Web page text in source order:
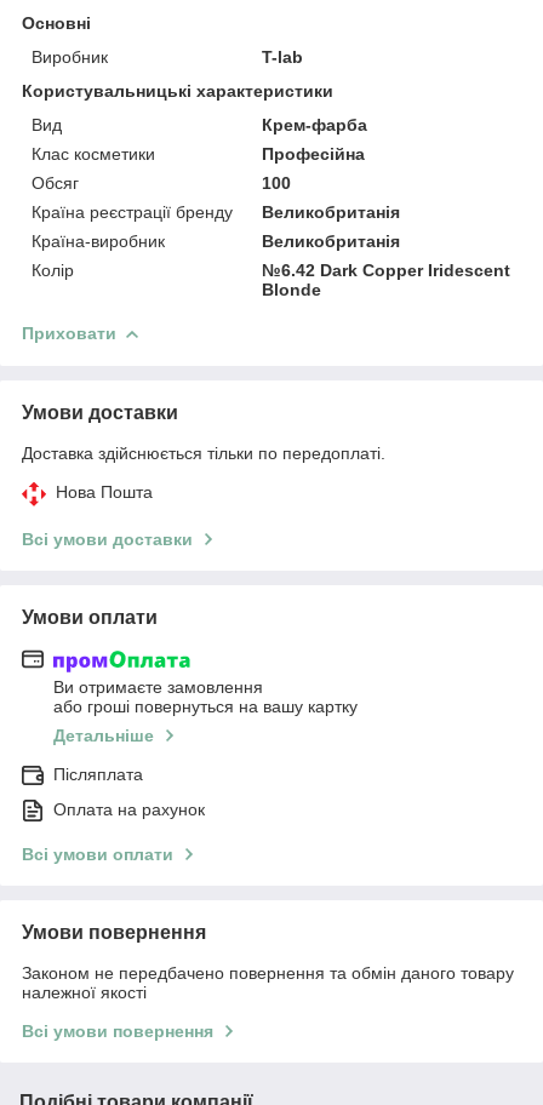
Основні
Виробник
T-lab
Користувальницькі характеристики
Вид
Крем-фарба
Клас косметики
Професійна
Обсяг
100
Країна реєстрації бренду
Великобританія
Країна-виробник
Великобританія
Колір
№6.42 Dark Copper Iridescent
Blonde
Приховати
Умови доставки
Доставка здійснюється тільки по передоплаті.
Нова Пошта
Всі умови доставки
Умови оплати
Ви отримаєте замовлення
або гроші повернуться на вашу картку
Детальніше
Післяплата
Оплата на рахунок
Всі умови оплати
Умови повернення
Законом не передбачено повернення та обмін даного товару
належної якості
Всі умови повернення